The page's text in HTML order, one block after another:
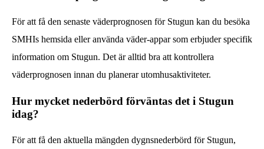
För att få den senaste väderprognosen för Stugun kan du besöka
SMHIs hemsida eller använda väder-appar som erbjuder specifik
information om Stugun. Det är alltid bra att kontrollera
väderprognosen innan du planerar utomhusaktiviteter.
Hur mycket nederbörd förväntas det i Stugun
idag?
För att få den aktuella mängden dygnsnederbörd för Stugun,